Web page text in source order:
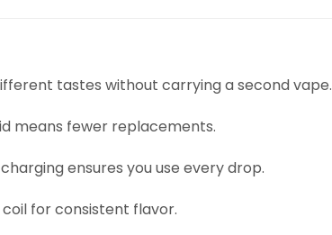
tastes without carrying a second vape.
means fewer replacements.
ensures you use every drop.
coil for consistent flavor.